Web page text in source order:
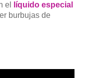
el
líquido especial
burbujas de